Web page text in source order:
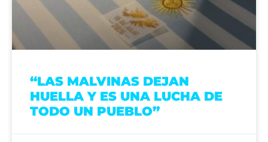
“LAS MALVINAS DEJAN
HUELLA Y ES UNA LUCHA DE
TODO UN PUEBLO”